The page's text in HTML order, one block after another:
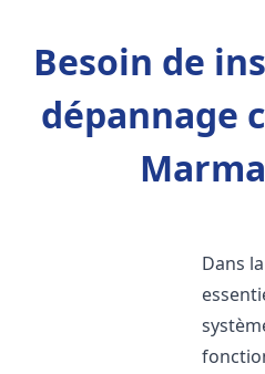
Besoin de
dépannage
Dans